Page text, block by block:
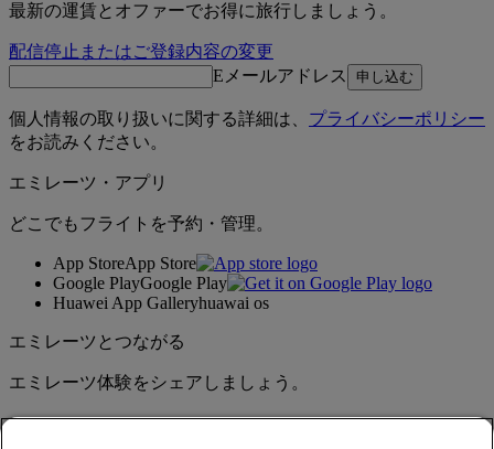
最新の運賃とオファーでお得に旅行しましょう。
配信停止またはご登録内容の変更
Eメールアドレス
申し込む
個人情報の取り扱いに関する詳細は、 プライバシーポリシー
をお読みください。
エミレーツ・アプリ
どこでもフライトを予約・管理。
App StoreApp Store
Google PlayGoogle Play
Huawei App Galleryhuawai os
エミレーツとつながる
エミレーツ体験をシェアしましょう。